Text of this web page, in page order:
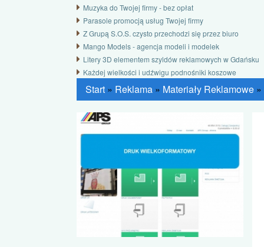
Muzyka do Twojej firmy - bez opłat
Parasole promocją usług Twojej firmy
Z Grupą S.O.S. czysto przechodzi się przez biuro
Mango Models - agencja modeli i modelek
Litery 3D elementem szyldów reklamowych w Gdańsku
Każdej wielkości i udźwigu podnośniki koszowe
Start » Reklama » Materiały Reklamowe »